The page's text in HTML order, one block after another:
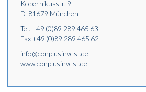
Kopernikusstr. 9
D-81679 München
Tel. +49 (0)89 289 465 63
Fax +49 (0)89 289 465 62
info@conplusinvest.de
www.conplusinvest.de